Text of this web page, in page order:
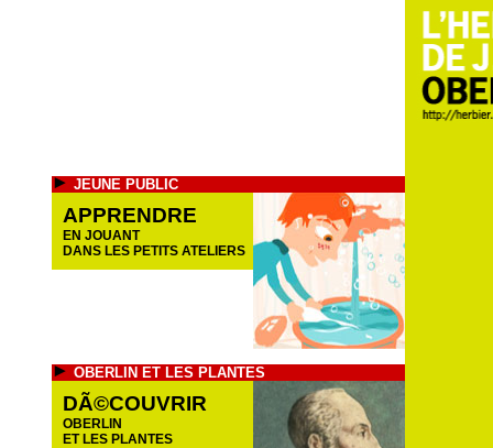
JEUNE PUBLIC
APPRENDRE
EN JOUANT
DANS LES PETITS ATELIERS
OBERLIN ET LES PLANTES
DÃ©COUVRIR
OBERLIN
ET LES PLANTES